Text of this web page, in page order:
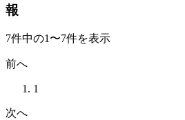
報
7件中の1〜7件を表示
前へ
1
次へ